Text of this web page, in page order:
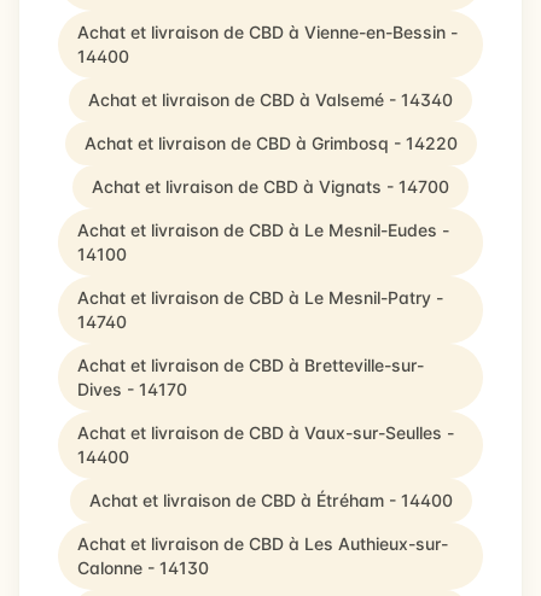
Achat et livraison de CBD à Vienne-en-Bessin -
14400
Achat et livraison de CBD à Valsemé - 14340
Achat et livraison de CBD à Grimbosq - 14220
Achat et livraison de CBD à Vignats - 14700
Achat et livraison de CBD à Le Mesnil-Eudes -
14100
Achat et livraison de CBD à Le Mesnil-Patry -
14740
Achat et livraison de CBD à Bretteville-sur-
Dives - 14170
Achat et livraison de CBD à Vaux-sur-Seulles -
14400
Achat et livraison de CBD à Étréham - 14400
Achat et livraison de CBD à Les Authieux-sur-
Calonne - 14130